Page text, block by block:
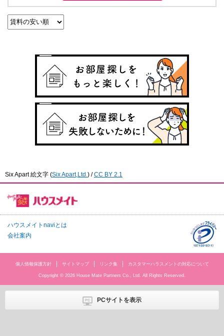
Six Apart 絵文字 (Six Apart,Ltd. ) /CC BY 2.1
ハウスメイトnaviとは
会社案内
個人情報保護方針 サイトマップ リンク集 カスタマーハラスメントの対応について
Copyright © 2026 House Mate Partners Co., Ltd. All Rights Reserved.
PCサイトを表示